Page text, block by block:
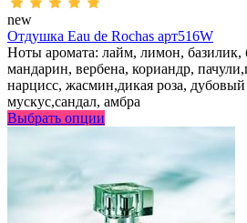
new
Отдушка Eau de Rochas арт516W
Ноты аромата: лайм, лимон, базилик,
мандарин, вербена, кориандр,
нарцисс, жасмин,дикая роза,
мускус,сандал, амбра
Выбрать опции